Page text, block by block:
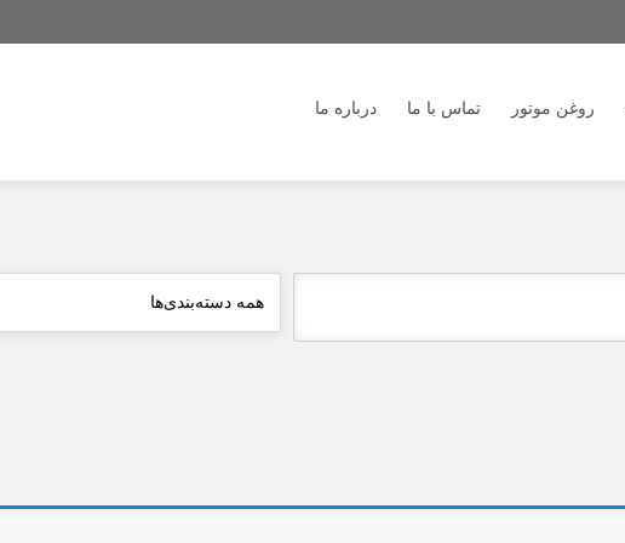
روغن موتور تماس با ما درباره ما